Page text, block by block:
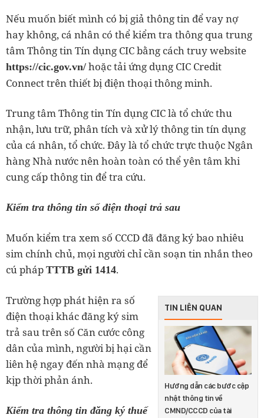
Nếu muốn biết mình có bị giả thông tin để vay nợ
hay không, cá nhân có thể kiểm tra thông qua trung
tâm Thông tin Tín dụng CIC bằng cách truy website
https://cic.gov.vn/ hoặc tải ứng dụng CIC Credit
Connect trên thiết bị điện thoại thông minh.
Trung tâm Thông tin Tín dụng CIC là tổ chức thu
nhận, lưu trữ, phân tích và xử lý thông tin tín dụng
của cá nhân, tổ chức. Đây là tổ chức trực thuộc Ngân
hàng Nhà nước nên hoàn toàn có thể yên tâm khi
cung cấp thông tin để tra cứu.
Kiểm tra thông tin số điện thoại trả sau
Muốn kiểm tra xem số CCCD đã đăng ký bao nhiêu
sim chính chủ, mọi người chỉ cần soạn tin nhắn theo
cú pháp TTTB gửi 1414.
TIN LIÊN QUAN
Hướng dẫn các bước cập
nhật thông tin về
CMND/CCCD của tài
Trường hợp phát hiện ra số
điện thoại khác đăng ký sim
trả sau trên số Căn cước công
dân của mình, người bị hại cần
liên hệ ngay đến nhà mạng để
kịp thời phản ánh.
Kiểm tra thông tin đăng ký thuế